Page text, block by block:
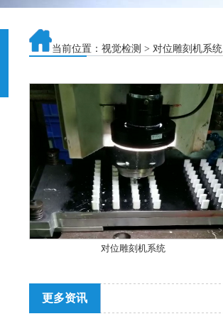
当前位置： 视觉检测 > 对位雕刻机系统
对位雕刻机系统
更多资讯